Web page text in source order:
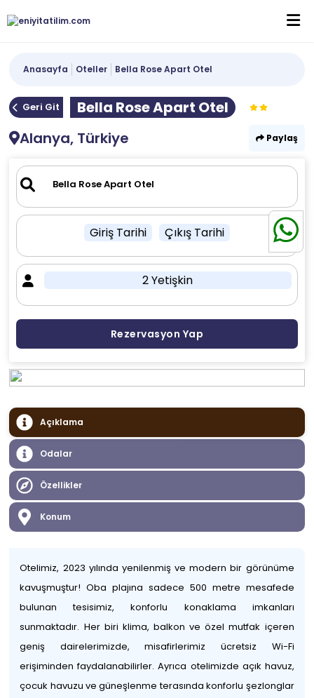
Anasayfa Oteller Bella Rose Apart Otel
Geri Git
Bella Rose Apart Otel
Alanya, Türkiye
Paylaş
Giriş Tarihi Çıkış Tarihi
2 Yetişkin
Rezervasyon Yap
Açıklama
Odalar
Özellikler
Konum
Otelimiz, 2023 yılında yenilenmiş ve modern bir görünüme
kavuşmuştur! Oba plajına sadece 500 metre mesafede
bulunan tesisimiz, konforlu konaklama imkanları
sunmaktadır. Her biri klima, balkon ve özel mutfak içeren
geniş dairelerimizde, misafirlerimiz ücretsiz Wi-Fi
erişiminden faydalanabilirler. Ayrıca otelimizde açık havuz,
çocuk havuzu ve güneşlenme terasında konforlu şezlonglar